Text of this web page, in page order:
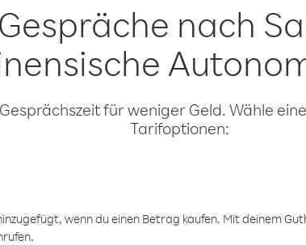
nach
für weniger Geld. Wähle
Tarifoptionen:
wenn du einen Betrag kaufen. Mit deinem